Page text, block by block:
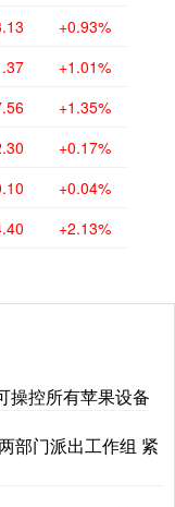
+0.93%
+1.01%
+1.35%
+0.17%
+0.04%
+2.13%
操控所有苹果设备
部门派出工作组 紧